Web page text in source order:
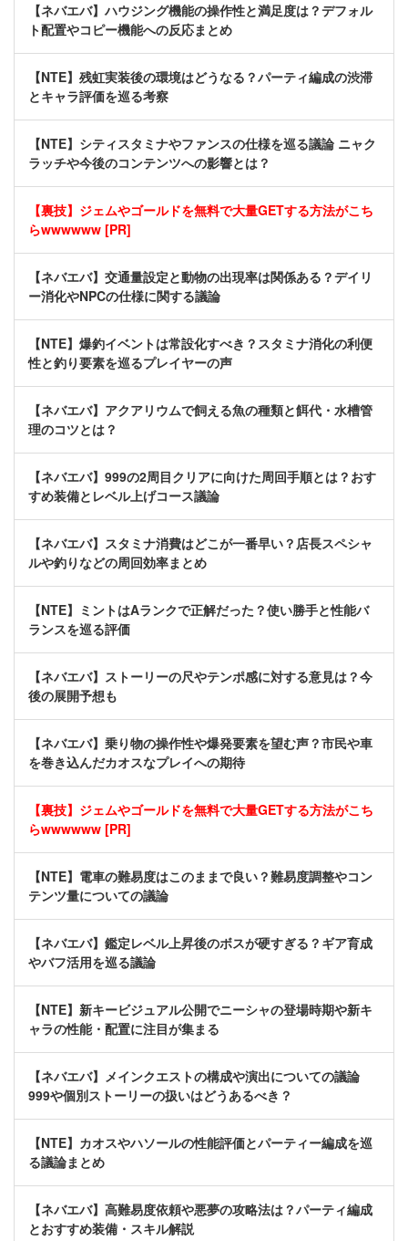
【ネバエバ】ハウジング機能の操作性と満足度は？デフォル
ト配置やコピー機能への反応まとめ
【NTE】残虹実装後の環境はどうなる？パーティ編成の渋滞
とキャラ評価を巡る考察
【NTE】シティスタミナやファンスの仕様を巡る議論 ニャク
ラッチや今後のコンテンツへの影響とは？
【裏技】ジェムやゴールドを無料で大量GETする方法がこち
らwwwwww [PR]
【ネバエバ】交通量設定と動物の出現率は関係ある？デイリ
ー消化やNPCの仕様に関する議論
【NTE】爆釣イベントは常設化すべき？スタミナ消化の利便
性と釣り要素を巡るプレイヤーの声
【ネバエバ】アクアリウムで飼える魚の種類と餌代・水槽管
理のコツとは？
【ネバエバ】999の2周目クリアに向けた周回手順とは？おす
すめ装備とレベル上げコース議論
【ネバエバ】スタミナ消費はどこが一番早い？店長スペシャ
ルや釣りなどの周回効率まとめ
【NTE】ミントはAランクで正解だった？使い勝手と性能バ
ランスを巡る評価
【ネバエバ】ストーリーの尺やテンポ感に対する意見は？今
後の展開予想も
【ネバエバ】乗り物の操作性や爆発要素を望む声？市民や車
を巻き込んだカオスなプレイへの期待
【裏技】ジェムやゴールドを無料で大量GETする方法がこち
らwwwwww [PR]
【NTE】電車の難易度はこのままで良い？難易度調整やコン
テンツ量についての議論
【ネバエバ】鑑定レベル上昇後のボスが硬すぎる？ギア育成
やバフ活用を巡る議論
【NTE】新キービジュアル公開でニーシャの登場時期や新キ
ャラの性能・配置に注目が集まる
【ネバエバ】メインクエストの構成や演出についての議論
999や個別ストーリーの扱いはどうあるべき？
【NTE】カオスやハソールの性能評価とパーティー編成を巡
る議論まとめ
【ネバエバ】高難易度依頼や悪夢の攻略法は？パーティ編成
とおすすめ装備・スキル解説